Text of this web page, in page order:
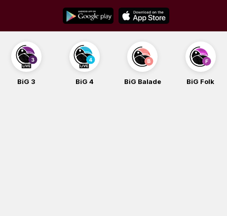
content
BiG 3 BiG 4 BiG Balade BiG Folk